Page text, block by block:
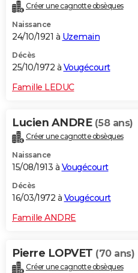
Créer une cagnotte obsèques
Naissance
24/10/1921 à Uzemain
Décès
25/10/1972 à Vougécourt
Famille LEDUC
Lucien ANDRE (58 ans)
Créer une cagnotte obsèques
Naissance
15/08/1913 à Vougécourt
Décès
16/03/1972 à Vougécourt
Famille ANDRE
Pierre LOPVET (70 ans)
Créer une cagnotte obsèques